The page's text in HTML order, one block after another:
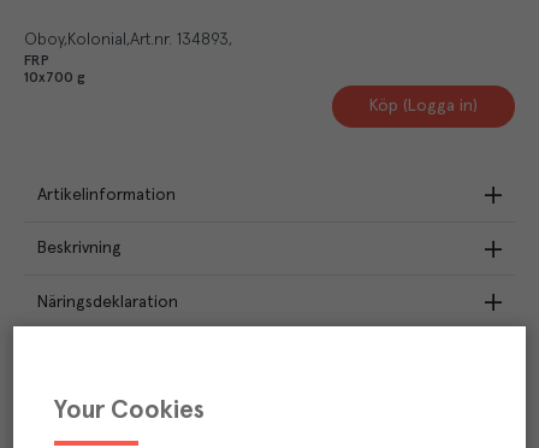
Oboy Kolonial Art.nr. 134893
FRP
10x700 g
Köp (Logga in)
Artikelinformation
Beskrivning
Näringsdeklaration
Varje kilo av varan påverkar klimatet motsvarande
utsläppen av 5.5 kg koldioxid.
Your Cookies